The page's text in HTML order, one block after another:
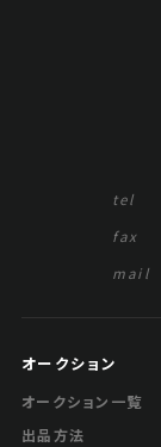
tel
fax
mail
オークション
オークション一覧
出品方法